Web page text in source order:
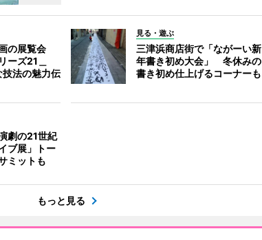
の展覧会
ーズ21＿
法の魅力伝
見る・遊ぶ
三津浜商店街で「ながーい新
年書き初め大会」 冬休みの
書き初め仕上げるコーナーも
劇の21世紀
ブ展」トー
ミットも
もっと見る